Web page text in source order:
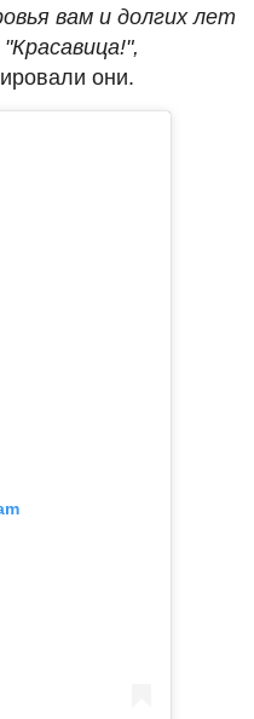
вам и долгих лет
они.